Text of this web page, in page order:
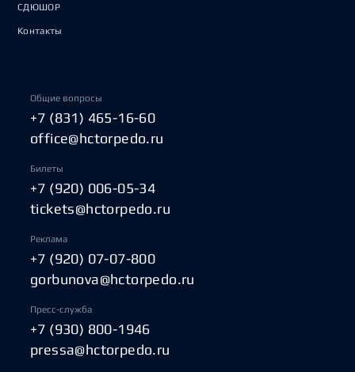
СДЮШОР
Контакты
Общие вопросы
+7 (831) 465-16-60
office@hctorpedo.ru
Билеты
+7 (920) 006-05-34
tickets@hctorpedo.ru
Реклама
+7 (920) 07-07-800
gorbunova@hctorpedo.ru
Пресс-служба
+7 (930) 800-1946
pressa@hctorpedo.ru